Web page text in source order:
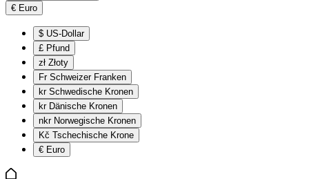
€ Euro
$ US-Dollar
£ Pfund
zł Złoty
Fr Schweizer Franken
kr Schwedische Kronen
kr Dänische Kronen
nkr Norwegische Kronen
Kč Tschechische Krone
€ Euro